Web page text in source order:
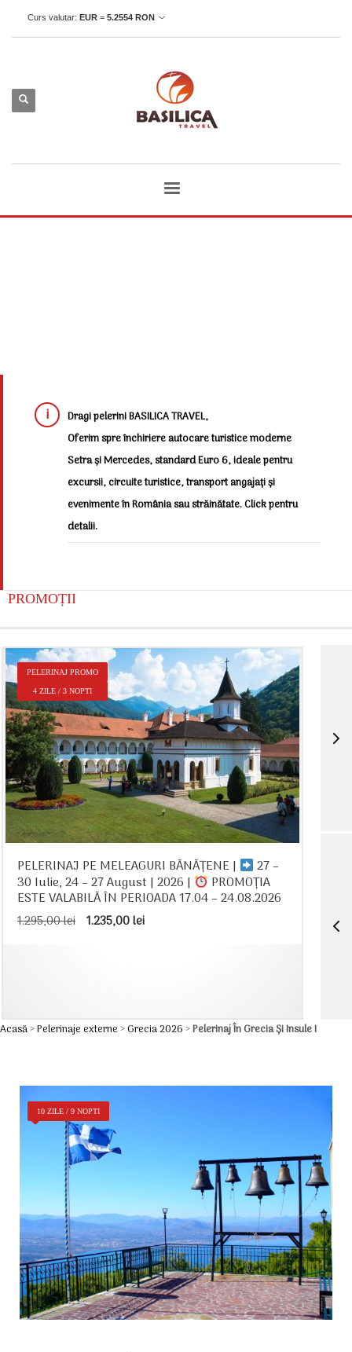
Curs valutar: EUR = 5.2554 RON
Dragi pelerini BASILICA TRAVEL,
Oferim spre închiriere autocare turistice moderne
Setra și Mercedes, standard Euro 6, ideale pentru
excursii, circuite turistice, transport angajați și
evenimente în România sau străinătate. Click pentru
detalii.
PROMOȚII
PELERINAJ PROMO
4 ZILE / 3 NOPTI
PELERINAJ PE MELEAGURI BĂNĂȚENE | 27 –
30 Iulie, 24 – 27 August | 2026 | PROMOȚIA
ESTE VALABILĂ ÎN PERIOADA 17.04 – 24.08.2026
1.295,00lei Prețul
1.235,00leiPrețul
Acasă>Pelerinaje externe>Grecia 2026>Pelerinaj În Grecia Şi Insule I
10 ZILE / 9 NOPTI